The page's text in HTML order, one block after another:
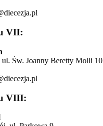
VII:
Św. Joanny Beretty Molli 10
VIII: